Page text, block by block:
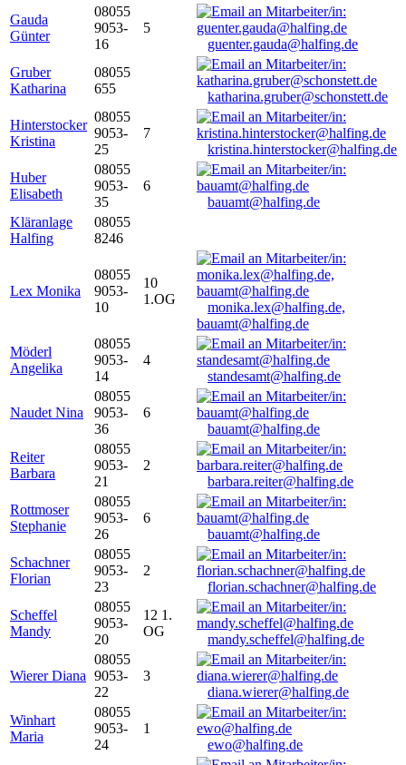
Gauda
Günter
08055
9053-
16
5
guenter.gauda@halfing.de
Gruber
Katharina
08055
655
katharina.gruber@schonstett.de
Hinterstocker
Kristina
08055
9053-
25
7
kristina.hinterstocker@halfing.de
Huber
Elisabeth
08055
9053-
35
6
bauamt@halfing.de
Kläranlage
Halfing
08055
8246
Lex Monika
08055
9053-
10
10
1.OG
monika.lex@halfing.de,
bauamt@halfing.de
Möderl
Angelika
08055
9053-
14
4
standesamt@halfing.de
Naudet Nina
08055
9053-
36
6
bauamt@halfing.de
Reiter
Barbara
08055
9053-
21
2
barbara.reiter@halfing.de
Rottmoser
Stephanie
08055
9053-
26
6
bauamt@halfing.de
Schachner
Florian
08055
9053-
23
2
florian.schachner@halfing.de
Scheffel
Mandy
08055
9053-
20
12 1.
OG
mandy.scheffel@halfing.de
Wierer Diana
08055
9053-
22
3
diana.wierer@halfing.de
Winhart
Maria
08055
9053-
24
1
ewo@halfing.de